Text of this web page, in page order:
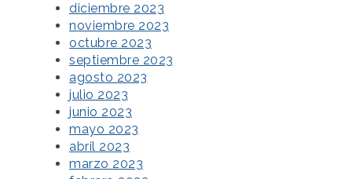
diciembre 2023
noviembre 2023
octubre 2023
septiembre 2023
agosto 2023
julio 2023
junio 2023
mayo 2023
abril 2023
marzo 2023